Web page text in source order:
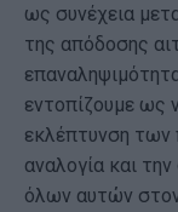
ως συνέχεια
της απόδοσης
εντοπίζουμε ως
εκλέπτυνση των
αναλογία και
όλων αυτών